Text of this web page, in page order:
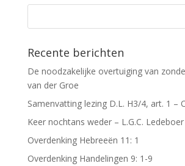
Recente berichten
De noodzakelijke overtuiging van
van der Groe
Samenvatting lezing D.L. H3/4, art. 1 –
Keer nochtans weder – L.G.C. Ledeboer
Overdenking Hebreeën 11: 1
Overdenking Handelingen 9: 1-9